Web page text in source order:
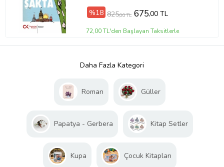
%18 825,00 TL 675,00 TL
72,00 TL'den Başlayan Taksitlerle
Daha Fazla Kategori
Roman Güller
Papatya - Gerbera Kitap Setler
Kupa Çocuk Kitapları